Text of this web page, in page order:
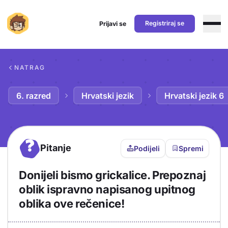
Prijavi se Registriraj se
NATRAG
6. razred Hrvatski jezik Hrvatski jezik 6
? Pitanje Podijeli Spremi
Donijeli bismo grickalice. Prepoznaj
oblik ispravno napisanog upitnog
oblika ove rečenice!